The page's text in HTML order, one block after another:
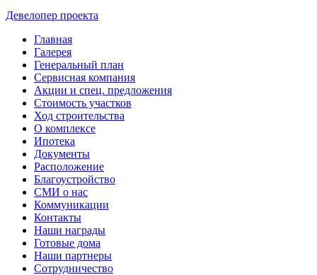
Девелопер проекта
Главная
Галерея
Генеральный план
Сервисная компания
Акции и спец. предложения
Стоимость участков
Ход строительства
О комплексе
Ипотека
Документы
Расположение
Благоустройство
СМИ о нас
Коммуникации
Контакты
Наши награды
Готовые дома
Наши партнеры
Сотрудничество